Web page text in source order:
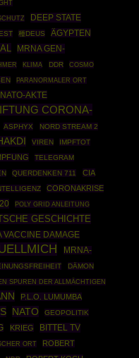
DEEP STATE
種DEUS ÄGYPTEN
MRNA GEN-
KLIMA DDR COSMO
PARANORMALER ORT
NATO-AKTE
CORONA-
ASPHYX NORD STREAM 2
VIREN IMPFTOT
TELEGRAM
QUERDENKEN 711 CIA
CORONAKRISE
POLY GRID ANLEITUNG
GESCHICHTE
VACCINE DAMAGE
MRNA-
DÄMON
SPUREN DER ALLMÄCHTIGEN
P.L.O. LUMUMBA
NATO GEOPOLITIK
KRIEG BITTEL TV
ORT
ROBERT